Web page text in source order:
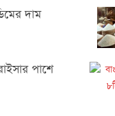
দাম
পাশে